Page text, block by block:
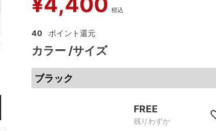
税込
40
カラー サイズ
ブラック
FREE
残りわずか